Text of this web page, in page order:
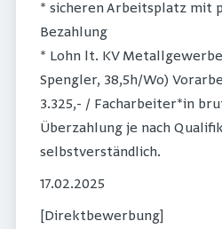
* sicheren Arbeitsplatz mit
Bezahlung
* Lohn lt. KV
Spengler, 38,5h/Wo)
3.325,- / Facharbeiter*in
Überzahlung je nach
selbstverständlich.
17.02.2025
[Direktbewerbung]